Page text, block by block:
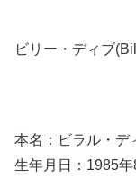
ビリー・ディブ
本名：ビラル・デ
生年月日：1985年